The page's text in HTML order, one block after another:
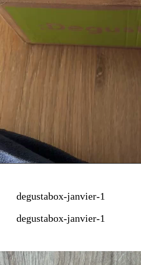
degustabox-janvier-1
degustabox-janvier-1